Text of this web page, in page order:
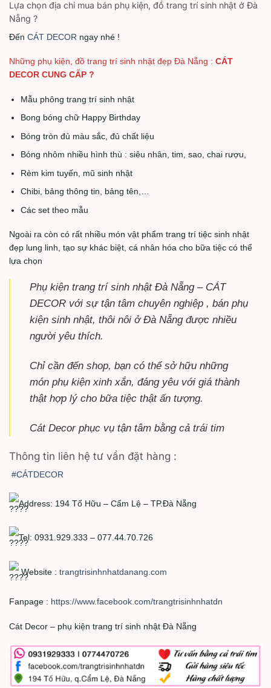
Lựa chọn địa chỉ mua bán phụ kiện, đồ trang trí sinh nhật ở Đà
Nẵng ?
Đến CÁT DECOR ngay nhé !
Những phụ kiện, đồ trang trí sinh nhật đẹp Đà Nẵng : CÁT
DECOR CUNG CẤP ?
Mẫu phông trang trí sinh nhật
Bong bóng chữ Happy Birthday
Bóng tròn đủ màu sắc, đủ chất liệu
Bóng nhôm nhiều hình thù : siêu nhân, tim, sao, chai rượu,
Rèm kim tuyến, mũ sinh nhật
Chibi, bảng thông tin, bảng tên,…
Các set theo mẫu
Ngoài ra còn có rất nhiều món vật phẩm trang trí tiệc sinh nhật
đẹp lung linh, tạo sự khác biệt, cá nhân hóa cho bữa tiệc có thể
lựa chọn
Phụ kiện trang trí sinh nhật Đà Nẵng – CÁT
DECOR với sự tận tâm chuyên nghiệp , bán phụ
kiện sinh nhật, thôi nôi ở Đà Nẵng được nhiều
người yêu thích.
Chỉ cần đến shop, bạn có thể sở hữu những
món phụ kiện xinh xắn, đáng yêu với giá thành
thật hợp lý cho bữa tiệc thật ấn tượng.
Cát Decor phục vụ tận tâm bằng cả trái tim
Thông tin liên hệ tư vần đặt hàng :
#CÁTDECOR
Address: 194 Tố Hữu – Cẩm Lệ – TP.Đà Nẵng
Tel: 0931.929.333 – 077.44.70.726
Website : trangtrisinhnhatdanang.com
Fanpage : https://www.facebook.com/trangtrisinhnhatdn
Cát Decor – phụ kiện trang trí sinh nhật Đà Nẵng